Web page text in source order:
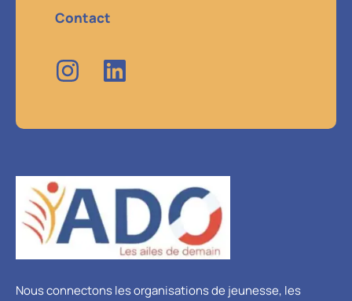
Nous connectons les organisations de jeunesse, les
Contact